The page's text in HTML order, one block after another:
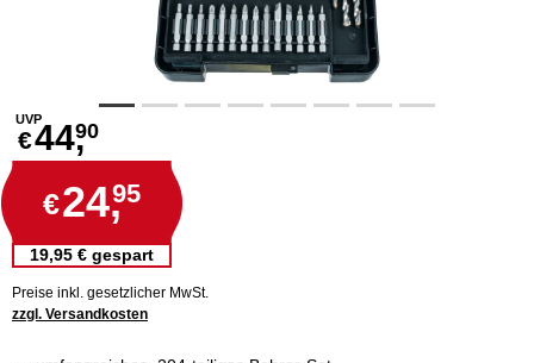
UVP
€44,90
€24,95
19,95 € gespart
Preise inkl. gesetzlicher MwSt.
zzgl. Versandkosten